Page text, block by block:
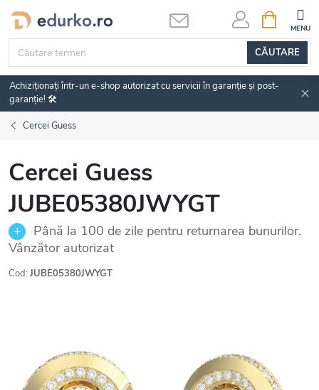
Treci
conținut
CĂUTARE
DE
Achiziționați într-un e-shop autorizat cu servicii în garanție și post-
garanție! 🛠️
Cercei Guess
Cercei Guess
JUBE05380JWYGT
Până la 100 de zile pentru returnarea bunurilor.
Vânzător autorizat
Cod: JUBE05380JWYGT